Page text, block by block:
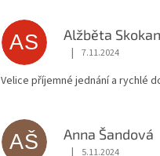
AS Alžběta
Hodnocení obchodu
| 7.11.2024
Velice příjemné jednání a rychlé
AŠ Anna Šandová
| 5.11.2024